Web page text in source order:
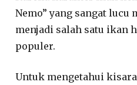
Nemo” yang sangat
menjadi salah satu ikan
populer.
Untuk mengetahui